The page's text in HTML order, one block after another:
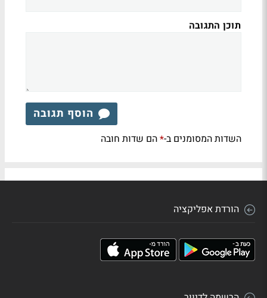
תוכן התגובה
הוסף תגובה
השדות המסומנים ב-*הם שדות חובה
הורדת אפליקציה